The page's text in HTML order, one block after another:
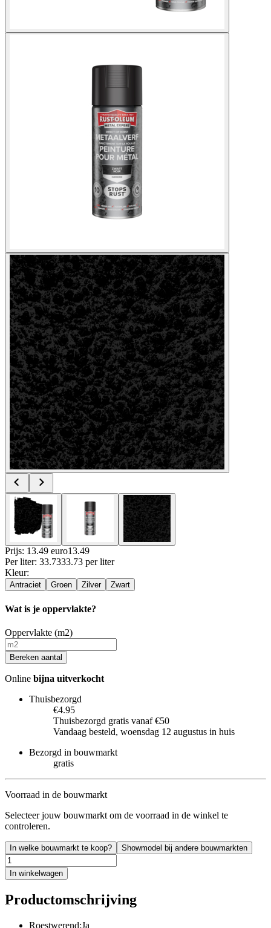
Prijs: 13.49 euro13.49
Per liter: 33.7333.73 per liter
Kleur:
Antraciet Groen Zilver Zwart
Wat is je oppervlakte?
Oppervlakte (m2)
Bereken aantal
Online bijna uitverkocht
Thuisbezorgd
€4.95
Thuisbezorgd gratis vanaf €50
Vandaag besteld, woensdag 12 augustus in huis
Bezorgd in bouwmarkt
gratis
Voorraad in de bouwmarkt
Selecteer jouw bouwmarkt om de voorraad in de winkel te
controleren.
In welke bouwmarkt te koop? Showmodel bij andere bouwmarkten
In winkelwagen
Productomschrijving
Roestwerend:Ja